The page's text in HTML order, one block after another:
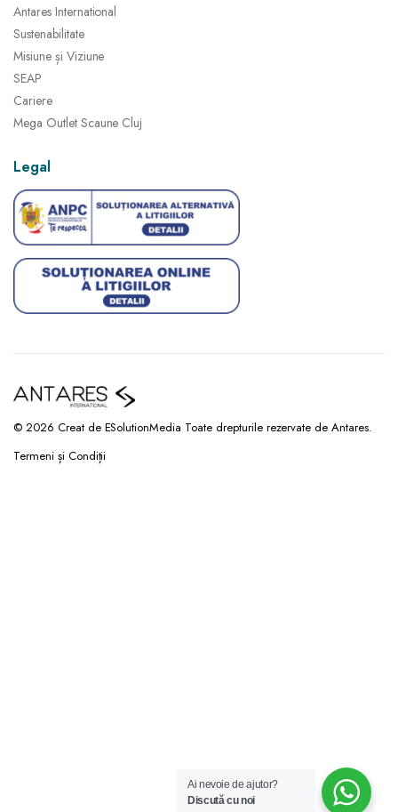
Antares International
Sustenabilitate
Misiune și Viziune
SEAP
Cariere
Mega Outlet Scaune Cluj
Legal
© 2026 Creat de ESolutionMedia Toate drepturile rezervate de Antares.
Termeni și Condiții
Ai nevoie de ajutor?
Discută cu noi